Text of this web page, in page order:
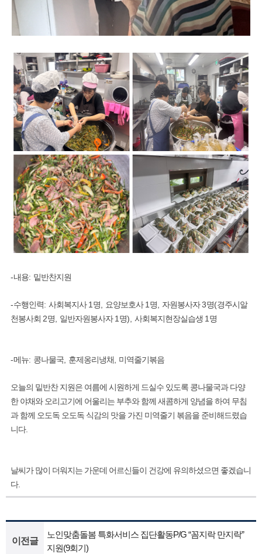
-내용: 밑반찬지원
-수행인력: 사회복지사 1 명 요양보호사 1 명 자원봉사자3명(경주시알
천봉사회 2명 일반자원봉사자 1 명), 사회복지현장실습생 1 명
-메뉴: 콩나물국 훈제옹리냉채 미역줄기볶음
오늘의 밑반찬 지원은 여름에 시원하게 드실수 있도록 콩나물국과 다양
한 야채와 오리고기에 어울리는 부추와 함께 새콤하게 양념을 하여 무침
과 함께 오도독 오도독 식감의 맛을 가진 미역줄기 볶음을 준비해드렸습
니다.
날씨가 많이 더워지는 가운데 어르신들이 건강에 유의하셨으면 좋겠습니
다.
이전글
노인맞춤돌봄 특화서비스 집단활동P/G “꼼지락 만지락”
지원(9회기)